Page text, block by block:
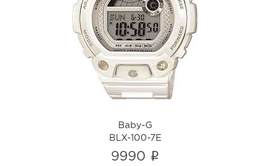
Baby-G
BLX-100-7E
i
Baby-G
BLX-100-7E
9990 i